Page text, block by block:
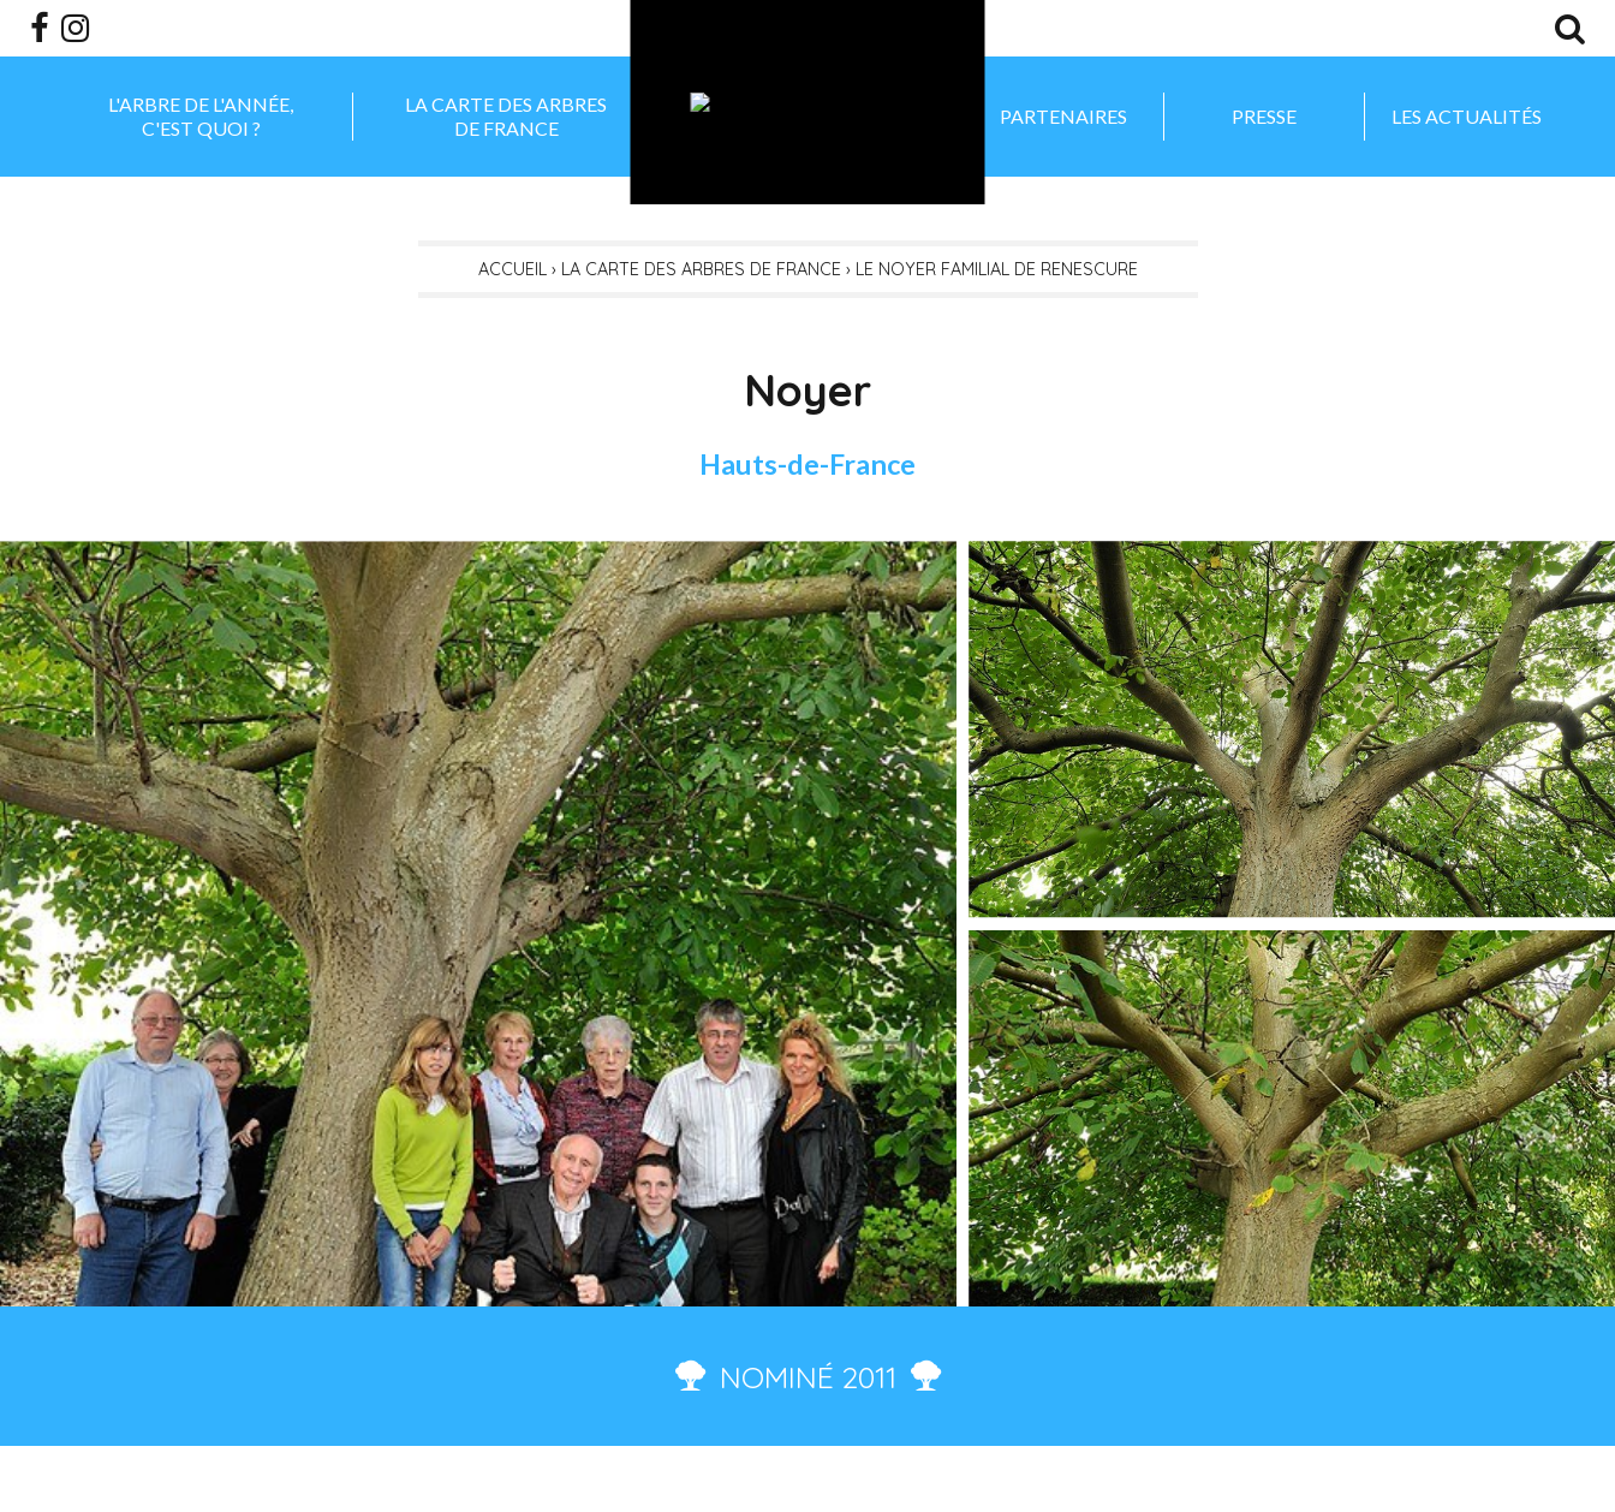
personnels
L'ARBRE DE L'ANNÉE,
C'EST QUOI ?
LA CARTE DES ARBRES
DE FRANCE
PARTENAIRES PRESSE LES ACTUALITÉS
ACCUEIL › LA CARTE DES ARBRES DE FRANCE › LE NOYER FAMILIAL DE RENESCURE
Noyer
Hauts-de-France
NOMINÉ 2011